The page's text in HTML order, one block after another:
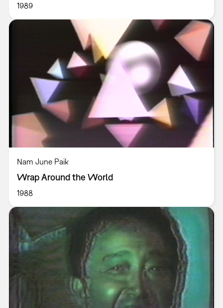
1989
Nam June Paik
Wrap Around the World
1988